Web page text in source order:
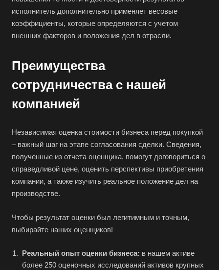
исполнитель дополнительно применяет весовые
коэффициенты, которые определяются с учетом
внешних факторов и положения дел в отрасли.
Преимущества
сотрудничества с нашей
компанией
Независимая оценка стоимости бизнеса перед покупкой
– важный шаг на этапе согласования сделки. Сведения,
полученные из отчета оценщика, помогут договориться о
справедливой цене, оценить перспективы приобретения
компании, а также изучить реальное положение дел на
производстве.
Чтобы результат оценки был легитимным и точным,
выбирайте наших оценщиков!
Реальный опыт оценки бизнеса: в нашем активе
более 250 оценочных исследований активов крупных
Балашов
Барабинск
Батайск
Бахчисарай
Белая Калитва
Белебей
Белово
Белогорск
Белорецк
Белореченск
Бердск
Бийск